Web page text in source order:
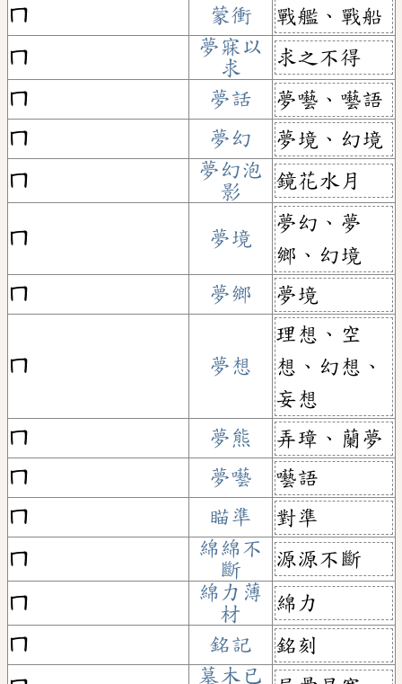
ㄇ
蒙衝
戰艦、戰船
ㄇ
夢寐以
求
求之不得
ㄇ
夢話
夢囈、囈語
ㄇ
夢幻
夢境、幻境
ㄇ
夢幻泡
影
鏡花水月
ㄇ 夢境
夢幻、夢
鄉、幻境
ㄇ
夢鄉 夢境
ㄇ 夢想
理想、空
想、幻想、
妄想
ㄇ
夢熊
弄璋、蘭夢
ㄇ
夢囈
囈語
ㄇ
瞄準
對準
ㄇ
綿綿不
斷
源源不斷
ㄇ
綿力薄
材
綿力
ㄇ
銘記
銘刻
墓木已